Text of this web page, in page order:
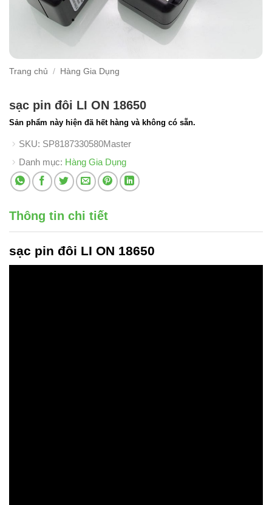
Trang chủ / Hàng Gia Dụng
sạc pin đôi LI ON 18650
Sản phẩm này hiện đã hết hàng và không có sẵn.
SKU: SP8187330580Master
Danh mục: Hàng Gia Dụng
Thông tin chi tiết
sạc pin đôi LI ON 18650